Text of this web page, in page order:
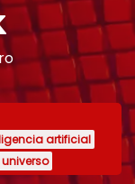
artificial
universo